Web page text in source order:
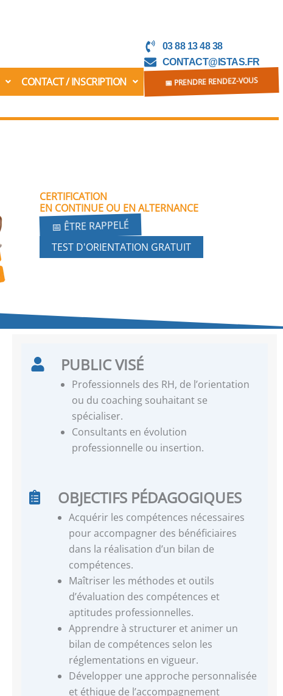
CONTACT / INSCRIPTION
03 88 13 48 38
CONTACT@ISTAS.FR
📅 PRENDRE RENDEZ-VOUS
CERTIFICATION
EN CONTINUE OU EN ALTERNANCE
📅 ÊTRE RAPPELÉ
TEST D'ORIENTATION GRATUIT
PUBLIC VISÉ
Professionnels des RH, de l’orientation
ou du coaching souhaitant se
spécialiser.
Consultants en évolution
professionnelle ou insertion.
OBJECTIFS PÉDAGOGIQUES
Acquérir les compétences nécessaires
pour accompagner des bénéficiaires
dans la réalisation d’un bilan de
compétences.
Maîtriser les méthodes et outils
d’évaluation des compétences et
aptitudes professionnelles.
Apprendre à structurer et animer un
bilan de compétences selon les
réglementations en vigueur.
Développer une approche personnalisée
et éthique de l’accompagnement